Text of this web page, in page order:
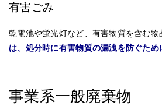
有害ごみ
乾電池や蛍光灯など、有害物質を含む物
は、処分時に有害物質の漏洩を防ぐため
事業系一般廃棄物